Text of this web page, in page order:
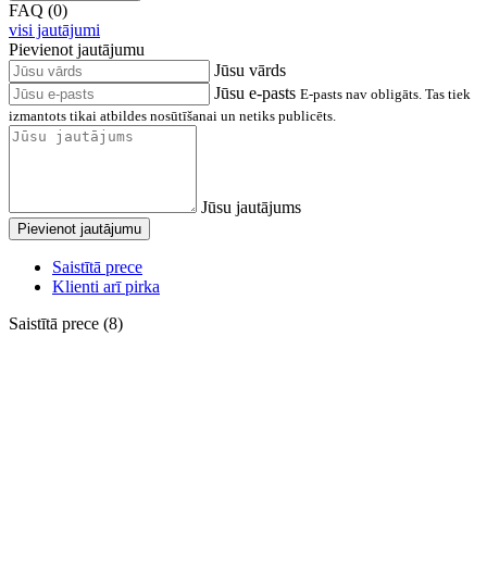
FAQ (0)
visi jautājumi
Pievienot jautājumu
Jūsu vārds
Jūsu e-pasts E-pasts nav obligāts. Tas tiek
izmantots tikai atbildes nosūtīšanai un netiks publicēts.
Jūsu jautājums
Pievienot jautājumu
Saistītā prece
Klienti arī pirka
Saistītā prece (8)